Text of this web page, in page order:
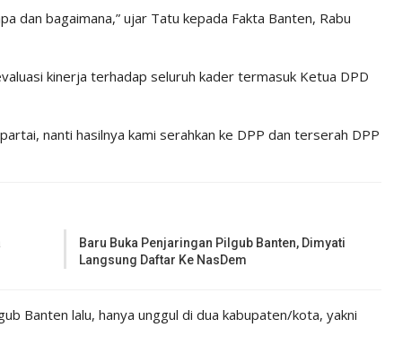
dan bagaimana,” ujar Tatu kepada Fakta Banten, Rabu
kinerja terhadap seluruh kader termasuk Ketua DPD
nanti hasilnya kami serahkan ke DPP dan terserah DPP
Baru Buka Penjaringan Pilgub Banten, Dimyati
Langsung Daftar Ke NasDem
Banten lalu, hanya unggul di dua kabupaten/kota, yakni